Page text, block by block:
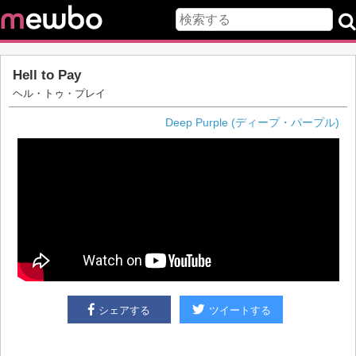
Hell to Pay
ヘル・トゥ・プレイ
Deep Purple (ディープ・パープル)
シェアする ツイートする